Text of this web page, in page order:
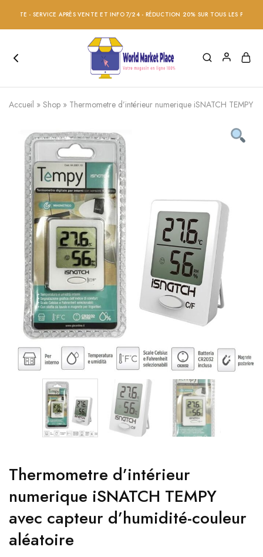
- SERVICE APRÈS VENTE ET INFO 7/24 - RÉDUCTION 20% SUR TOUS LES PRODUITS -
Accueil » Shop » Thermometre d’intérieur numerique iSNATCH TEMPY
Thermometre d’intérieur
numerique iSNATCH TEMPY
avec capteur d’humidité-couleur
aléatoire